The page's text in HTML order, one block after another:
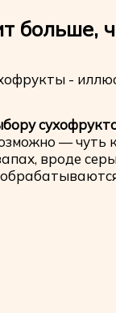
больше,
— чуть
вроде